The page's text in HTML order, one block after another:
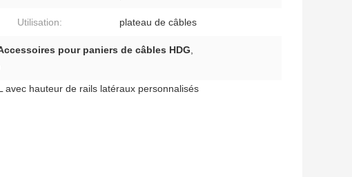
Utilisation: plateau de câbles
pour paniers de câbles HDG,
hauteur de rails latéraux personnalisés